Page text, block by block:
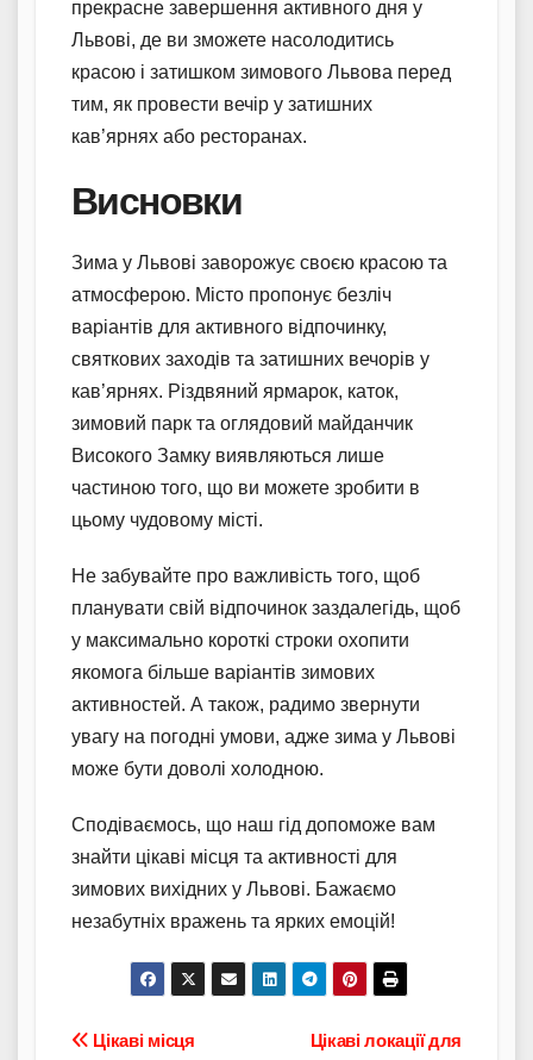
прекрасне завершення активного дня у
Львові, де ви зможете насолодитись
красою і затишком зимового Львова перед
тим, як провести вечір у затишних
кав’ярнях або ресторанах.
Висновки
Зима у Львові заворожує своєю красою та
атмосферою. Місто пропонує безліч
варіантів для активного відпочинку,
святкових заходів та затишних вечорів у
кав’ярнях. Різдвяний ярмарок, каток,
зимовий парк та оглядовий майданчик
Високого Замку виявляються лише
частиною того, що ви можете зробити в
цьому чудовому місті.
Не забувайте про важливість того, щоб
планувати свій відпочинок заздалегідь, щоб
у максимально короткі строки охопити
якомога більше варіантів зимових
активностей. А також, радимо звернути
увагу на погодні умови, адже зима у Львові
може бути доволі холодною.
Сподіваємось, що наш гід допоможе вам
знайти цікаві місця та активності для
зимових вихідних у Львові. Бажаємо
незабутніх вражень та ярких емоцій!
Навігація
Цікаві локації для
Цікаві місця